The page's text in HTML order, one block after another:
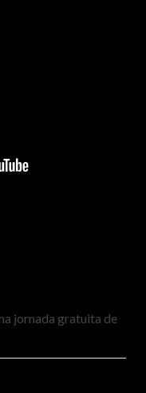
jornada gratuita de